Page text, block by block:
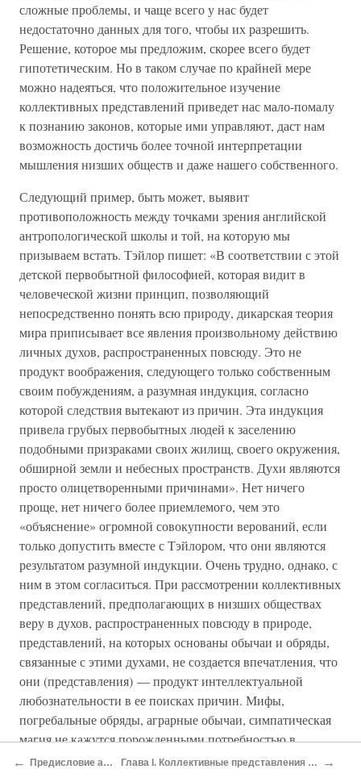
сложные проблемы, и чаще всего у нас будет
недостаточно данных для того, чтобы их разрешить.
Решение, которое мы предложим, скорее всего будет
гипотетическим. Но в таком случае по крайней мере
можно надеяться, что положительное изучение
коллективных представлений приведет нас мало-помалу
к познанию законов, которые ими управляют, даст нам
возможность достичь более точной интерпретации
мышления низших обществ и даже нашего собственного.
Следующий пример, быть может, выявит
противоположность между точками зрения английской
антропологической школы и той, на которую мы
призываем встать. Тэйлор пишет: «В соответствии с этой
детской первобытной философией, которая видит в
человеческой жизни принцип, позволяющий
непосредственно понять всю природу, дикарская теория
мира приписывает все явления произвольному действию
личных духов, распространенных повсюду. Это не
продукт воображения, следующего только собственным
своим побуждениям, а разумная индукция, согласно
которой следствия вытекают из причин. Эта индукция
привела грубых первобытных людей к заселению
подобными призраками своих жилищ, своего окружения,
обширной земли и небесных пространств. Духи являются
просто олицетворенными причинами». Нет ничего
проще, нет ничего более приемлемого, чем это
«объяснение» огромной совокупности верований, если
только допустить вместе с Тэйлором, что они являются
результатом разумной индукции. Очень трудно, однако, с
ним в этом согласиться. При рассмотрении коллективных
представлений, предполагающих в низших обществах
веру в духов, распространенных повсюду в природе,
представлений, на которых основаны обычаи и обряды,
связанные с этими духами, не создается впечатления, что
они (представления) — продукт интеллектуальной
любознательности в ее поисках причин. Мифы,
погребальные обряды, аграрные обычаи, симпатическая
магия не кажутся порожденными потребностью в
рациональном объяснении: они являются ответом на
← Предисловие автора к русскому изданию Глава I. Коллективные представления в сознании первобытных людей и их мистический характер →